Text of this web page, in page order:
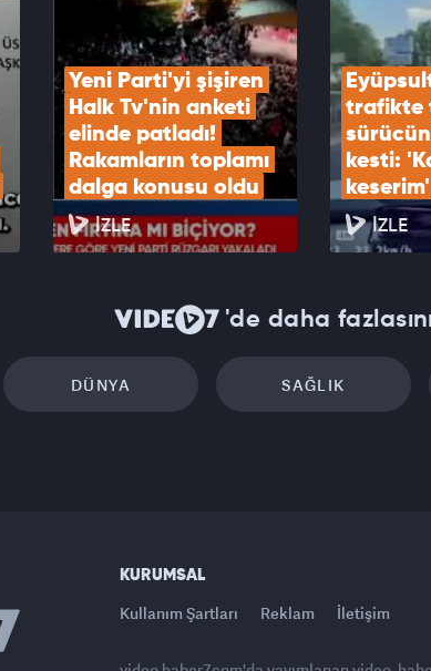
VIDEOYU İZLE
Yeni Parti'yi şişiren
Halk Tv'nin anketi
elinde patladı!
Rakamların toplamı
dalga konusu oldu
İZLE
trafikte
kesti:
keserim'
İZLE
'de daha
DÜNYA SAĞLIK
KURUMSAL
Kullanım Şartları Reklam İletişim